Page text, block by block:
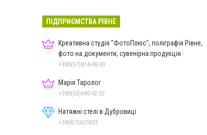
ПІДПРИЄМСТВА РІВНЕ
Креативна студія "ФотоПлюс", поліграфія Рівне,
фото на документи, сувенірна продукція
+380(67)814-08-00
Марія Таролог
+380(63)640-92-32
Натяжні стелі в Дубровиці
+380673635033